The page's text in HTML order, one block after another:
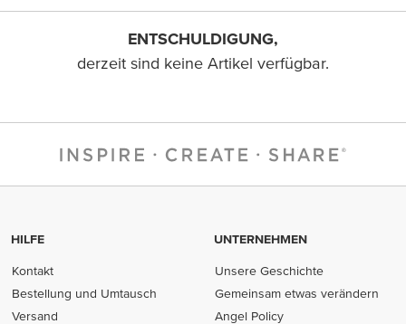
ENTSCHULDIGUNG,
derzeit sind keine Artikel verfügbar.
HILFE
Kontakt
Bestellung und Umtausch
Versand
UNTERNEHMEN
Unsere Geschichte
Gemeinsam etwas verändern
Angel Policy